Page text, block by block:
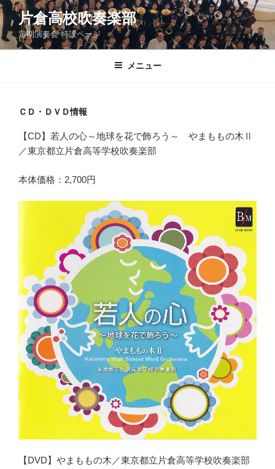
コ
ン
テ
ン
片倉高校吹奏楽部
定期演奏会 特設ページ
メニュー
ＣＤ・ＤＶＤ情報
【CD】若人の心～地球を花で飾ろう～ やまももの木Ⅱ
／東京都立片倉高等学校吹奏楽部
本体価格：2,700円
【DVD】やまももの木／東京都立片倉高等学校吹奏楽部